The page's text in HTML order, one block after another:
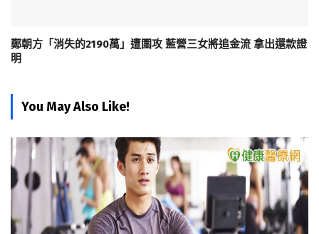
鄭朝方「消失的2190萬」遭圍攻 藍營三女將追金流 拿出還款證
明
You May Also Like!